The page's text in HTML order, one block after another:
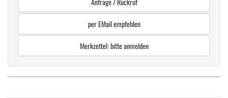
per EMail empfehlen
Merkzettel: bitte anmelden